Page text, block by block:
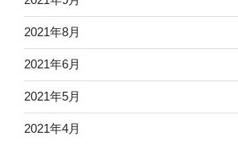
2021年8月
2021年6月
2021年5月
2021年4月